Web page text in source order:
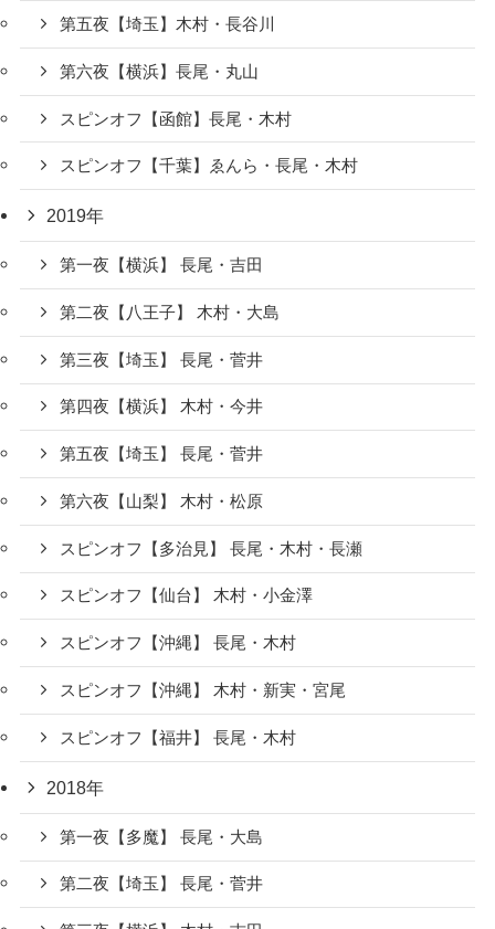
第五夜【埼玉】木村・長谷川
第六夜【横浜】長尾・丸山
スピンオフ【函館】長尾・木村
スピンオフ【千葉】ゑんら・長尾・木村
2019年
第一夜【横浜】 長尾・吉田
第二夜【八王子】 木村・大島
第三夜【埼玉】 長尾・菅井
第四夜【横浜】 木村・今井
第五夜【埼玉】 長尾・菅井
第六夜【山梨】 木村・松原
スピンオフ【多治見】 長尾・木村・長瀬
スピンオフ【仙台】 木村・小金澤
スピンオフ【沖縄】 長尾・木村
スピンオフ【沖縄】 木村・新実・宮尾
スピンオフ【福井】 長尾・木村
2018年
第一夜【多魔】 長尾・大島
第二夜【埼玉】 長尾・菅井